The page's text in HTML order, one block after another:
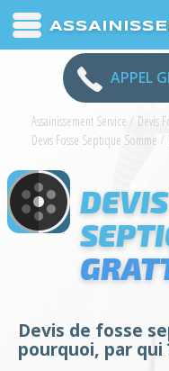
APPEL
Assainissement Service / Devis
Devis Fosse Septique Somme /
Devis de fosse
pourquoi, par qui